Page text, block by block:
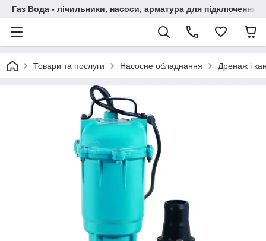
Газ Вода - лічильники, насоси, арматура для підключення,
Товари та послуги Насосне обладнання Дренаж і